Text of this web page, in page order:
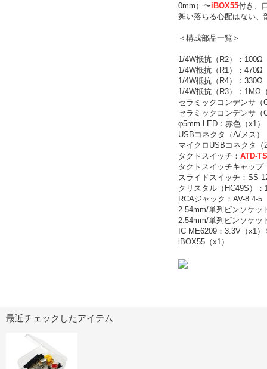
0mm）〜iBOX55付き、
舞い落ちる心配はない、
＜構成部品一覧＞
1/4W抵抗（R2）：100Ω
1/4W抵抗（R1）：470Ω
1/4W抵抗（R4）：330Ω
1/4W抵抗（R3）：1MΩ
セラミックコンデンサ（
セラミックコンデンサ（
φ5mm LED：赤色（x1）
USBコネクタ（A/メス）
マイクロUSBコネクタ
タクトスイッチ： ATD-
タクトスイッチキャップ
スライドスイッチ：SS-
クリスタル（HC49S）
RCAジャック：AV-8.4-5
2.54mm/単列ピンソケ
2.54mm/単列ピンソケッ
IC ME6209：3.3V（x1
iBOX55（x1）
最近チェックしたアイテム